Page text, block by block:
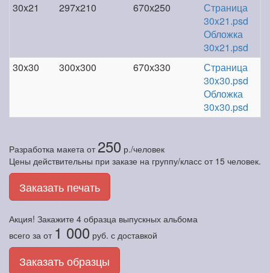
30x21
297x210 670х250
Страница
30x21.psd
Обложка
30x21.psd
30x30
300x300 670х330
Страница
30x30.psd
Обложка
30x30.psd
Разработка макета от 250 р./человек
Цены действительны при заказе на группу/класс от 15 человек.
Заказать печать
Акция! Закажите 4 образца выпускных альбома
всего за от 1 000 руб. с доставкой
Заказать образцы